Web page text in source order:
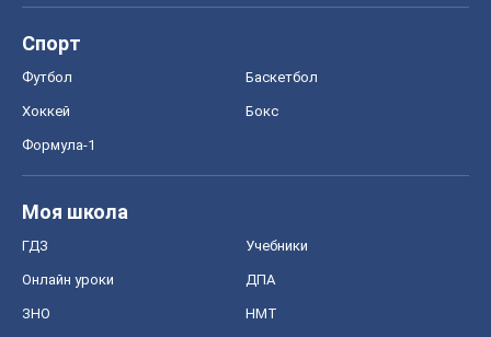
Спорт
Футбол Баскетбол
Хоккей Бокс
Формула-1
Моя школа
ГДЗ Учебники
Онлайн уроки ДПА
ЗНО НМТ